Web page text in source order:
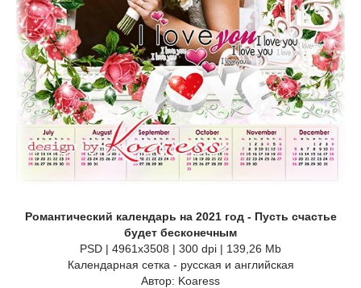
Романтический календарь на 2021 год - Пусть счастье
будет бесконечным
PSD | 4961x3508 | 300 dpi | 139,26 Mb
Календарная сетка - русская и английская
Автор: Koaress